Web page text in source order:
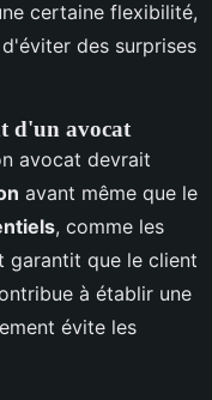
certaine flexibilité,
des surprises
d'un avocat
avocat devrait
avant même que le
, comme les
garantit que le client
à établir une
évite les